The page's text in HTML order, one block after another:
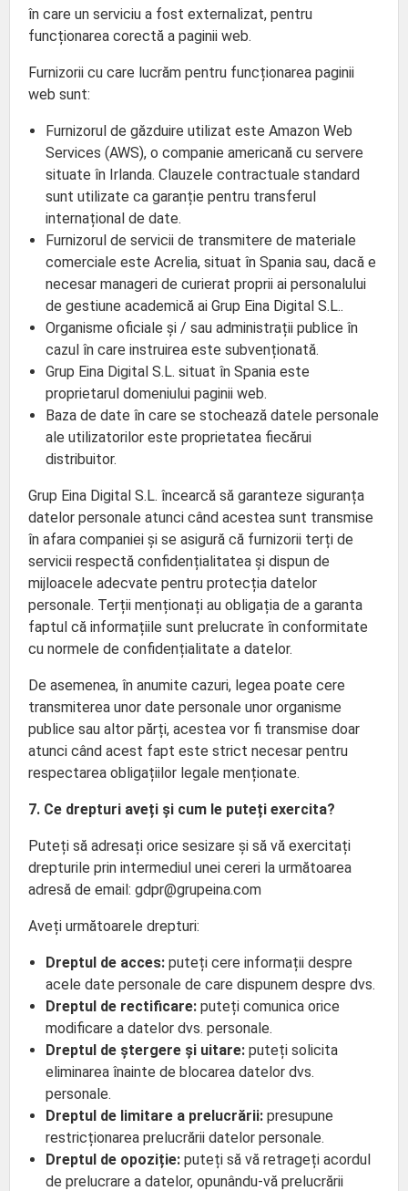
în care un serviciu a fost externalizat, pentru
funcționarea corectă a paginii web.
Furnizorii cu care lucrăm pentru funcționarea paginii
web sunt:
Furnizorul de găzduire utilizat este Amazon Web
Services (AWS), o companie americană cu servere
situate în Irlanda. Clauzele contractuale standard
sunt utilizate ca garanție pentru transferul
internațional de date.
Furnizorul de servicii de transmitere de materiale
comerciale este Acrelia, situat în Spania sau, dacă e
necesar manageri de curierat proprii ai personalului
de gestiune academică ai Grup Eina Digital S.L..
Organisme oficiale și / sau administrații publice în
cazul în care instruirea este subvenționată.
Grup Eina Digital S.L. situat în Spania este
proprietarul domeniului paginii web.
Baza de date în care se stochează datele personale
ale utilizatorilor este proprietatea fiecărui
distribuitor.
Grup Eina Digital S.L. încearcă să garanteze siguranța
datelor personale atunci când acestea sunt transmise
în afara companiei și se asigură că furnizorii terți de
servicii respectă confidențialitatea și dispun de
mijloacele adecvate pentru protecția datelor
personale. Terții menționați au obligația de a garanta
faptul că informațiile sunt prelucrate în conformitate
cu normele de confidențialitate a datelor.
De asemenea, în anumite cazuri, legea poate cere
transmiterea unor date personale unor organisme
publice sau altor părți, acestea vor fi transmise doar
atunci când acest fapt este strict necesar pentru
respectarea obligațiilor legale menționate.
7. Ce drepturi aveți și cum le puteți exercita?
Puteți să adresați orice sesizare și să vă exercitați
drepturile prin intermediul unei cereri la următoarea
adresă de email: gdpr@grupeina.com
Aveți următoarele drepturi:
Dreptul de acces: puteți cere informații despre
acele date personale de care dispunem despre dvs.
Dreptul de rectificare: puteți comunica orice
modificare a datelor dvs. personale.
Dreptul de ștergere și uitare: puteți solicita
eliminarea înainte de blocarea datelor dvs.
personale.
Dreptul de limitare a prelucrării: presupune
restricționarea prelucrării datelor personale.
Dreptul de opoziție: puteți să vă retrageți acordul
de prelucrare a datelor, opunându-vă prelucrării